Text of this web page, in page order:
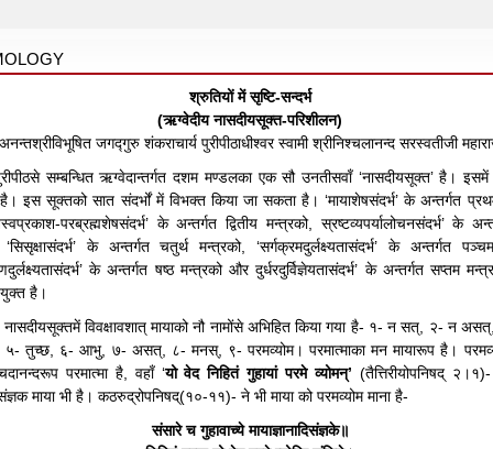
श्रुतियों में सृष्टि-सन्दर्भ
(ऋग्वेदीय नासदीयसूक्त-परिशीलन)
जगद्गुरु शंकराचार्य पुरीपीठाधीश्वर स्वामी श्रीनिश्चलानन्द सरस्वतीजी
सम्बन्धित ऋग्वेदान्तर्गत दशम मण्डलका एक सौ उनतीसवाँ ‘नासदीयसूक्तʼ है।
इस सूक्तको सात संदर्भों में विभक्त किया जा सकता है। ‘मायाशेषसंदर्भ’ के अन्तर्गत
परब्रह्मशेषसंदर्भ’ के अन्तर्गत द्वितीय मन्त्रको, स्रष्टव्यपर्यालोचनसंदर्भ’ के
के अन्तर्गत चतुर्थ मन्त्रको, ‘सर्गक्रमदुर्लक्ष्यतासंदर्भ’ के अन्तर्गत
के अन्तर्गत षष्ठ मन्त्रको और दुर्धरदुर्विज्ञेयतासंदर्भ’ के अन्तर्गत सप्तम
है।
नासदीयसूक्तमें विवक्षावशात् मायाको नौ नामोंसे अभिहित किया गया है- १- न सत्, २- न
तुच्छ, ६- आभु, ७- असत्, ८- मनस्, ९- परमव्योम। परमात्माका मन मायारूप है।
परमात्मा है, वहाँ ‘यो वेद निहितं गुहायां परमे व्योमन्’ (तैत्तिरीयोपनिषद्
माया भी है। कठरुद्रोपनिषद्(१०-११)- ने भी माया को परमव्योम माना है-
संसारे च गुहावाच्ये मायाज्ञानादिसंज्ञके॥